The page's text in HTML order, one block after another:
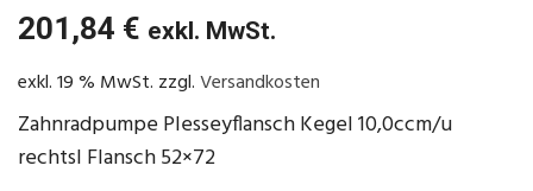
201,84 € exkl. MwSt.
exkl. 19 % MwSt. zzgl.Versandkosten
Zahnradpumpe Plesseyflansch Kegel 10,0ccm/u
rechtsl Flansch 52×72